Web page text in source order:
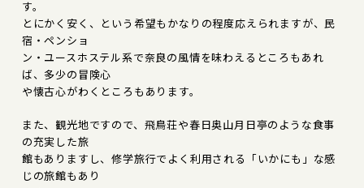
す。
とにかく安く、という希望もかなりの程度応えられますが、民
宿・ペンショ
ン・ユースホステル系で奈良の風情を味わえるところもあれ
ば、多少の冒険心
や懐古心がわくところもあります。
また、観光地ですので、飛鳥荘や春日奥山月日亭のような食事
の充実した旅
館もありますし、修学旅行でよく利用される「いかにも」な感
じの旅館もあり